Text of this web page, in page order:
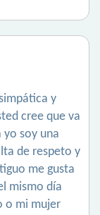
y
cree que va
soy una
de respeto y
me gusta
mismo día
o mi mujer